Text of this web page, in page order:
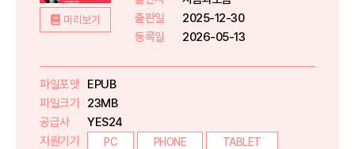
미리보기
출판일
2025-12-30
등록일
2026-05-13
파일포맷
EPUB
파일크기
23MB
공급사
YES24
지원기기
PC PHONE
TABLET